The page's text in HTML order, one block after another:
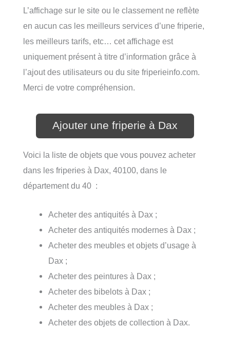
L’affichage sur le site ou le classement ne reflète
en aucun cas les meilleurs services d’une friperie,
les meilleurs tarifs, etc… cet affichage est
uniquement présent à titre d’information grâce à
l’ajout des utilisateurs ou du site friperieinfo.com.
Merci de votre compréhension.
Ajouter une friperie à Dax
Voici la liste de objets que vous pouvez acheter
dans les friperies à Dax, 40100, dans le
département du 40 :
Acheter des antiquités à Dax ;
Acheter des antiquités modernes à Dax ;
Acheter des meubles et objets d’usage à
Dax ;
Acheter des peintures à Dax ;
Acheter des bibelots à Dax ;
Acheter des meubles à Dax ;
Acheter des objets de collection à Dax.